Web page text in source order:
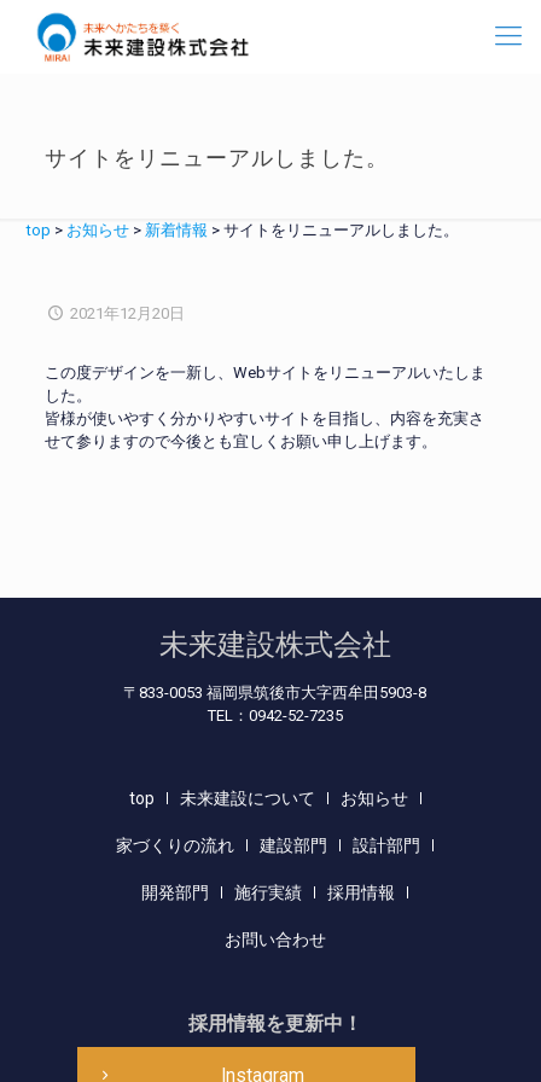
サイトをリニューアルしました。
top > お知らせ > 新着情報 >サイトをリニューアルしました。
2021年12月20日
この度デザインを一新し、Webサイトをリニューアルいたしま
した。
皆様が使いやすく分かりやすいサイトを目指し、内容を充実さ
せて参りますので今後とも宜しくお願い申し上げます。
未来建設株式会社
〒833-0053 福岡県筑後市大字西牟田5903-8
TEL：0942-52-7235
top 未来建設について お知らせ
家づくりの流れ 建設部門 設計部門
開発部門 施行実績 採用情報
お問い合わせ
採用情報を更新中！
Instagram